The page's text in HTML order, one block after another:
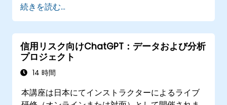
システムの制御自動化が可能となる。
独自の自動化スクリプトを作成・実装でき
る。
AIによる分析結果を用いて建物システムを効
率的に監視・管理できる。
続きを読む...
信用リスク向けChatGPT：データおよび分析
プロジェクト
14 時間
本講座は日本にてインストラクターによるライブ